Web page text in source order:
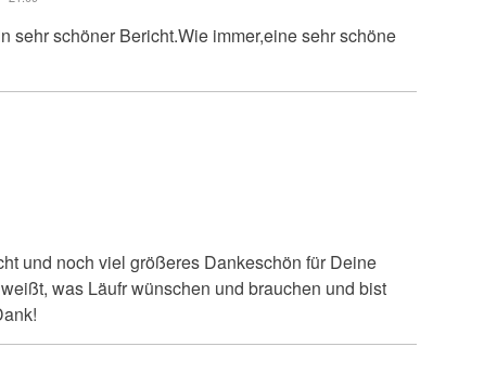
sehr schöner Bericht.Wie immer,eine sehr schöne
und noch viel größeres Dankeschön für Deine
was Läufr wünschen und brauchen und bist